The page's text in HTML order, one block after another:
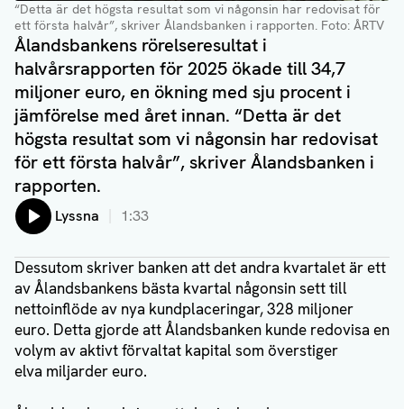
“Detta är det högsta resultat som vi någonsin har redovisat för
ett första halvår”, skriver Ålandsbanken i rapporten. Foto: ÅRTV
Ålandsbankens rörelseresultat i
halvårsrapporten för 2025 ökade till 34,7
miljoner euro, en ökning med sju procent i
jämförelse med året innan. “Detta är det
högsta resultat som vi någonsin har redovisat
för ett första halvår”, skriver Ålandsbanken i
rapporten.
Lyssna 1:33
Dessutom skriver banken att det andra kvartalet är ett
av Ålandsbankens bästa kvartal någonsin sett till
nettoinflöde av nya kundplaceringar, 328 miljoner
euro. Detta gjorde att Ålandsbanken kunde redovisa en
volym av aktivt förvaltat kapital som överstiger
elva miljarder euro.